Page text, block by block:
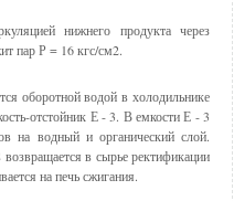
нижнего продукта через
пар Р = 16 кгс/см2.
оборотной водой в холодильнике
отстойник Е - 3. В емкости Е - 3
на водный и органический слой.
в сырье ректификации
на печь сжигания.